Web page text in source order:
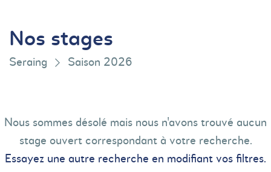
Nos stages
Seraing Saison 2026
Nous sommes désolé mais nous n'avons trouvé aucun
stage ouvert correspondant à votre recherche.
Essayez une autre recherche en modifiant vos filtres.